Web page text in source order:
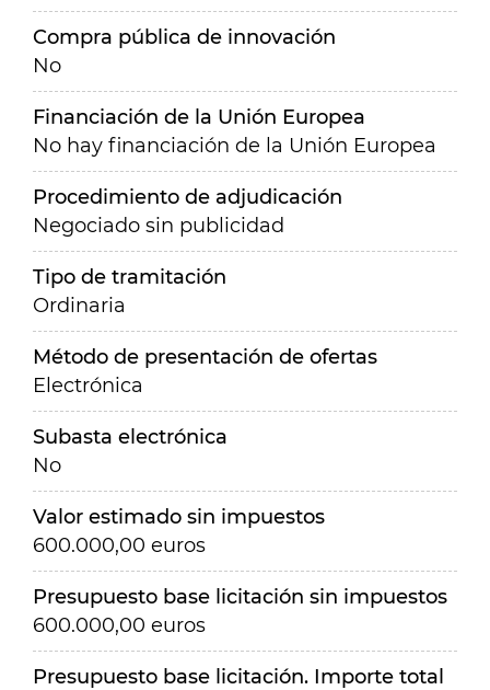
Compra pública de innovación
No
Financiación de la Unión Europea
No hay financiación de la Unión Europea
Procedimiento de adjudicación
Negociado sin publicidad
Tipo de tramitación
Ordinaria
Método de presentación de ofertas
Electrónica
Subasta electrónica
No
Valor estimado sin impuestos
600.000,00 euros
Presupuesto base licitación sin impuestos
600.000,00 euros
Presupuesto base licitación. Importe total